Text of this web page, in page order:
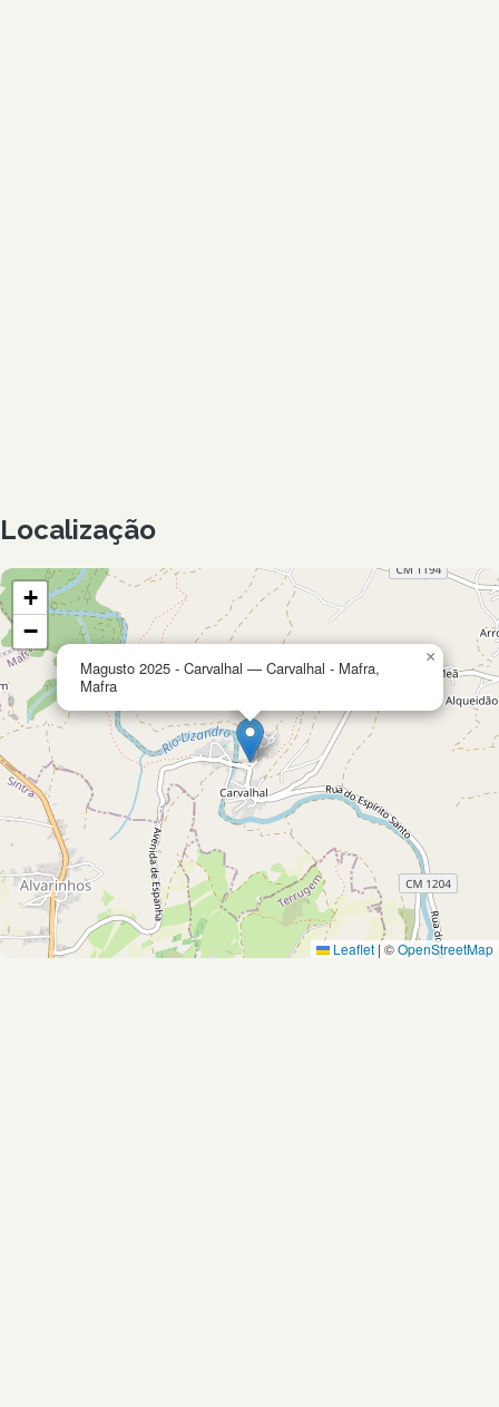
Localização
Magusto 2025 - Carvalhal — Carvalhal - Mafra,
Mafra
×
+
−
Leaflet | ©OpenStreetMap